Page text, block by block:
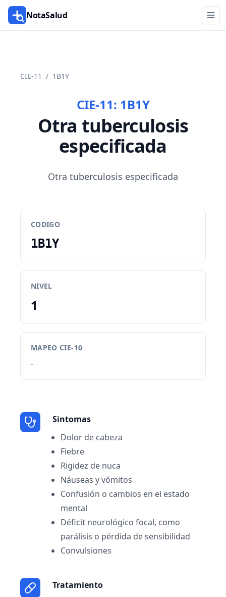
NotaSalud
CIE-11 / 1B1Y
CIE-11: 1B1Y
Otra tuberculosis
especificada
Otra tuberculosis especificada
CODIGO
1B1Y
NIVEL
1
MAPEO CIE-10
-
Sintomas
Dolor de cabeza
Fiebre
Rigidez de nuca
Náuseas y vómitos
Confusión o cambios en el estado
mental
Déficit neurológico focal, como
parálisis o pérdida de sensibilidad
Convulsiones
Tratamiento